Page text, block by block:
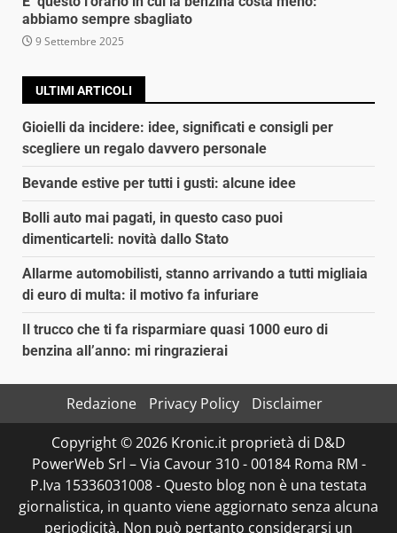
abbiamo sempre sbagliato
9 Settembre 2025
ULTIMI ARTICOLI
Gioielli da incidere: idee, significati e consigli per
scegliere un regalo davvero personale
Bevande estive per tutti i gusti: alcune idee
Bolli auto mai pagati, in questo caso puoi
dimenticarteli: novità dallo Stato
Allarme automobilisti, stanno arrivando a tutti migliaia
di euro di multa: il motivo fa infuriare
Il trucco che ti fa risparmiare quasi 1000 euro di
benzina all’anno: mi ringrazierai
Redazione Privacy Policy
Disclaimer
Copyright © 2026 Kronic.it proprietà di D&D
PowerWeb Srl – Via Cavour 310 - 00184 Roma RM -
P.Iva 15336031008 - Questo blog non è una testata
giornalistica, in quanto viene aggiornato senza alcuna
periodicità. Non può pertanto considerarsi un